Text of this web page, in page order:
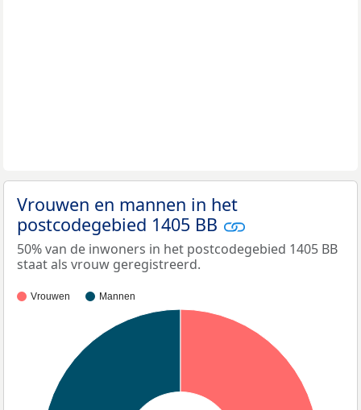
Vrouwen en mannen in het
postcodegebied 1405 BB
50% van de inwoners in het postcodegebied 1405 BB
staat als vrouw geregistreerd.
Vrouwen Mannen